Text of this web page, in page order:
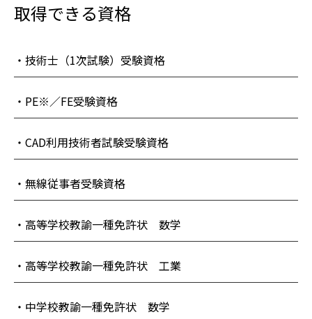
取得できる資格
・技術士（1次試験）受験資格
・PE※／FE受験資格
・CAD利用技術者試験受験資格
・無線従事者受験資格
・高等学校教諭一種免許状 数学
・高等学校教諭一種免許状 工業
・中学校教諭一種免許状 数学